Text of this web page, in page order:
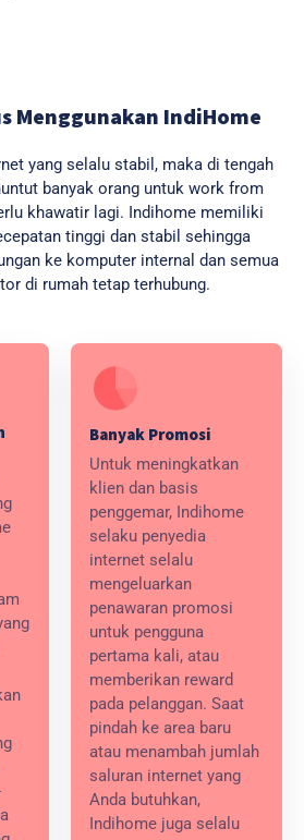
Menggunakan IndiHome
yang selalu stabil, maka di tengah
banyak orang untuk work from
khawatir lagi. Indihome memiliki
tinggi dan stabil sehingga
ke komputer internal dan semua
di rumah tetap terhubung.
Banyak Promosi
Untuk meningkatkan
klien dan basis
penggemar, Indihome
selaku penyedia
internet selalu
mengeluarkan
penawaran promosi
untuk pengguna
pertama kali, atau
memberikan reward
pada pelanggan. Saat
pindah ke area baru
atau menambah jumlah
saluran internet yang
Anda butuhkan,
Indihome juga selalu